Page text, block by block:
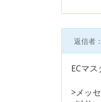
返信者
ECマス
>メッ